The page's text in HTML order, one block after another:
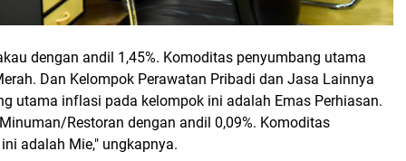
dengan andil 1,45%. Komoditas penyumbang utama
Dan Kelompok Perawatan Pribadi dan Jasa Lainnya
utama inflasi pada kelompok ini adalah Emas Perhiasan.
Restoran dengan andil 0,09%. Komoditas
adalah Mie," ungkapnya.